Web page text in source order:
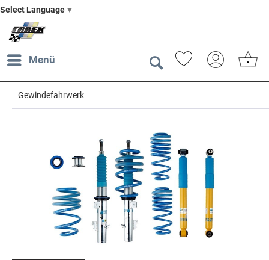
Select Language ▼
Menü
Gewindefahrwerk